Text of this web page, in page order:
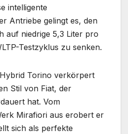
intelligente
Antriebe gelingt es, den
auf niedrige 5,3 Liter pro
Testzyklus zu senken.
Torino verkörpert
Stil von Fiat, der
hat. Vom
Mirafiori aus erobert er
sich als perfekte